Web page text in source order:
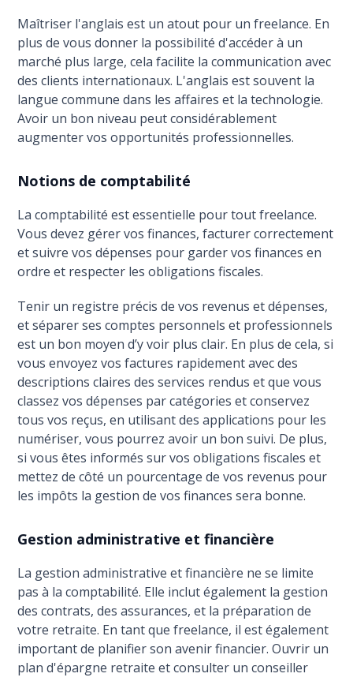
Maîtriser l'anglais est un atout pour un freelance. En
plus de vous donner la possibilité d'accéder à un
marché plus large, cela facilite la communication avec
des clients internationaux. L'anglais est souvent la
langue commune dans les affaires et la technologie.
Avoir un bon niveau peut considérablement
augmenter vos opportunités professionnelles.
Notions de comptabilité
La comptabilité est essentielle pour tout freelance.
Vous devez gérer vos finances, facturer correctement
et suivre vos dépenses pour garder vos finances en
ordre et respecter les obligations fiscales.
Tenir un registre précis de vos revenus et dépenses,
et séparer ses comptes personnels et professionnels
est un bon moyen d’y voir plus clair. En plus de cela, si
vous envoyez vos factures rapidement avec des
descriptions claires des services rendus et que vous
classez vos dépenses par catégories et conservez
tous vos reçus, en utilisant des applications pour les
numériser, vous pourrez avoir un bon suivi. De plus,
si vous êtes informés sur vos obligations fiscales et
mettez de côté un pourcentage de vos revenus pour
les impôts la gestion de vos finances sera bonne.
Gestion administrative et financière
La gestion administrative et financière ne se limite
pas à la comptabilité. Elle inclut également la gestion
des contrats, des assurances, et la préparation de
votre retraite. En tant que freelance, il est également
important de planifier son avenir financier. Ouvrir un
plan d'épargne retraite et consulter un conseiller